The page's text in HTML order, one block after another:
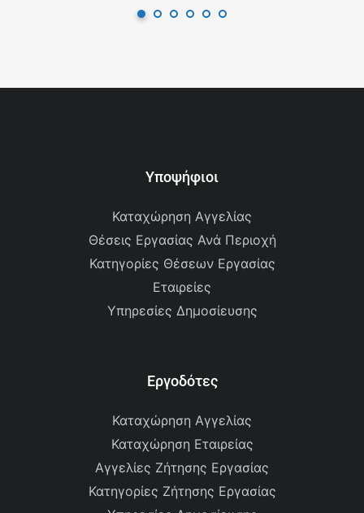
Υποψήφιοι
Καταχώρηση Αγγελίας
Θέσεις Εργασίας Ανά Περιοχή
Κατηγορίες Θέσεων Εργασίας
Εταιρείες
Υπηρεσίες Δημοσίευσης
Εργοδότες
Καταχώρηση Αγγελίας
Καταχώρηση Εταιρείας
Αγγελίες Ζήτησης Εργασίας
Κατηγορίες Ζήτησης Εργασίας